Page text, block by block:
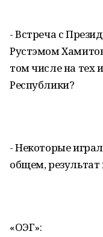
- Встреча с
Рустэмом
том числе на тех
Республики?
- Некоторые
общем, результат
«ОЭГ»: